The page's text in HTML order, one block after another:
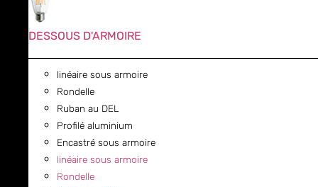
DESSOUS D'ARMOIRE
linéaire sous armoire
Rondelle
Ruban au DEL
Profilé aluminium
Encastré sous armoire
linéaire sous armoire
Rondelle